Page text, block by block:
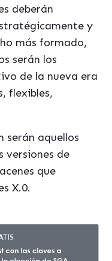
deberán
y
más formado,
serán los
de la nueva era
flexibles,
serán aquellos
versiones de
que
X.0.